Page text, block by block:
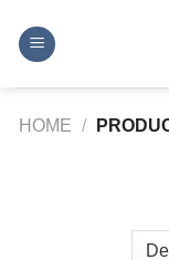
content
HOME /